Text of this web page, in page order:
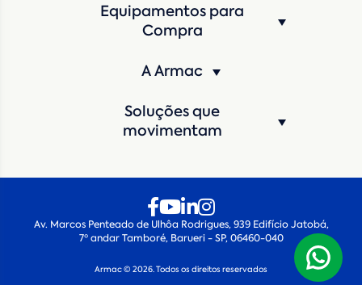
Equipamentos para
Compra
A Armac
Soluções que
movimentam
Av. Marcos Penteado de Ulhôa Rodrigues, 939 Edifício Jatobá,
7º andar Tamboré, Barueri - SP, 06460-040
Armac © 2026. Todos os direitos reservados
Máquina de interesse*
Qual o período de locação? *